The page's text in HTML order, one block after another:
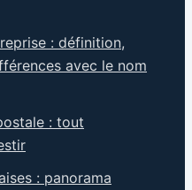
: définition,
avec le nom
: tout
: panorama